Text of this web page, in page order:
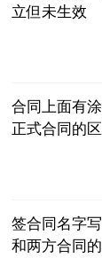
立但未生效
合同上面有
正式合同的
签合同名字
和两方合同